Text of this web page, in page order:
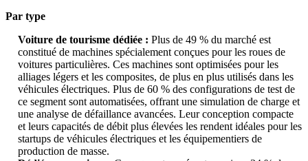
Par type
Voiture de tourisme dédiée : Plus de 49 % du marché est
constitué de machines spécialement conçues pour les roues de
voitures particulières. Ces machines sont optimisées pour les
alliages légers et les composites, de plus en plus utilisés dans les
véhicules électriques. Plus de 60 % des configurations de test de
ce segment sont automatisées, offrant une simulation de charge et
une analyse de défaillance avancées. Leur conception compacte
et leurs capacités de débit plus élevées les rendent idéales pour les
startups de véhicules électriques et les équipementiers de
production de masse.